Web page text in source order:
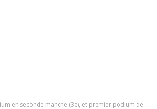
en seconde manche (3e), et premier podium de